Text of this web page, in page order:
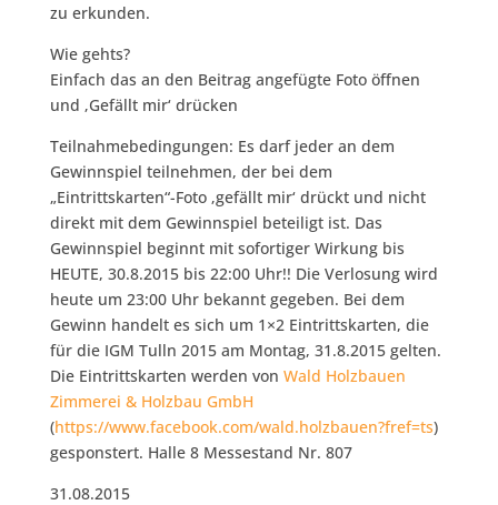
zu erkunden.
Wie gehts?
Einfach das an den Beitrag angefügte Foto öffnen
und ‚Gefällt mir‘ drücken
Teilnahmebedingungen: Es darf jeder an dem
Gewinnspiel teilnehmen, der bei dem
„Eintrittskarten“-Foto ‚gefällt mir‘ drückt und nicht
direkt mit dem Gewinnspiel beteiligt ist. Das
Gewinnspiel beginnt mit sofortiger Wirkung bis
HEUTE, 30.8.2015 bis 22:00 Uhr!! Die Verlosung wird
heute um 23:00 Uhr bekannt gegeben. Bei dem
Gewinn handelt es sich um 1×2 Eintrittskarten, die
für die IGM Tulln 2015 am Montag, 31.8.2015 gelten.
Die Eintrittskarten werden von Wald Holzbauen
Zimmerei & Holzbau GmbH
(https://www.facebook.com/wald.holzbauen?fref=ts)
gesponstert. Halle 8 Messestand Nr. 807
31.08.2015